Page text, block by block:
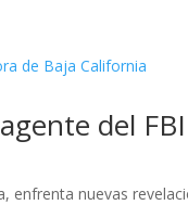
del
enfrenta nuevas